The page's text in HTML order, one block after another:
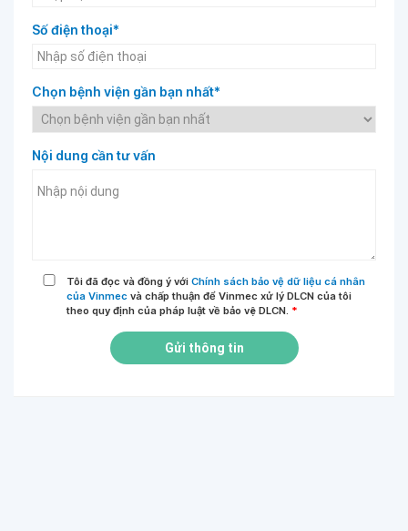
Số điện thoại*
Chọn bệnh viện gần bạn nhất*
Nội dung cần tư vấn
Tôi đã đọc và đồng ý với Chính sách bảo vệ dữ liệu cá nhân
của Vinmec và chấp thuận để Vinmec xử lý DLCN của tôi
theo quy định của pháp luật về bảo vệ DLCN. *
Gửi thông tin